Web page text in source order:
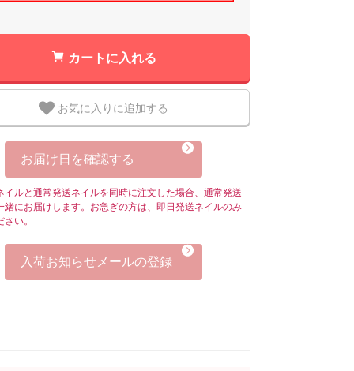
カートに入れる
お気に入りに追加する
お届け日を確認する
イルと通常発送ネイルを同時に注文した場合、通常発送
緒にお届けします。お急ぎの方は、即日発送ネイルのみ
い。
入荷お知らせメールの登録